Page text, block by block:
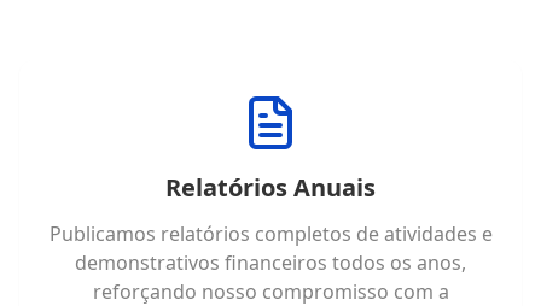
Relatórios Anuais
Publicamos relatórios completos de atividades e
demonstrativos financeiros todos os anos,
reforçando nosso compromisso com a